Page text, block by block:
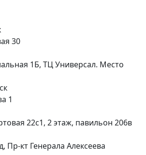
30
1Б, ТЦ Универсал. Место
1
22с1, 2 этаж, павильон 206в
Пр-кт Генерала Алексеева